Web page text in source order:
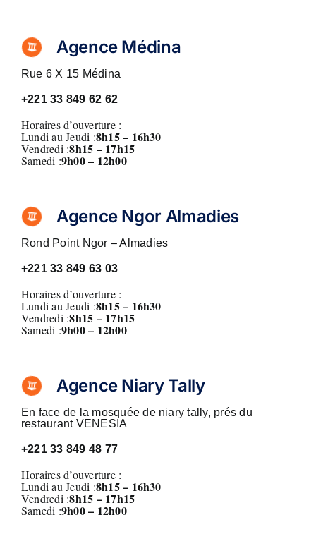
Agence Médina
Rue 6 X 15 Médina
+22133 849 62 62
Horaires d’ouverture :
Lundi au Jeudi :8h15 – 16h30
Vendredi :8h15 – 17h15
Samedi :9h00 – 12h00
Agence Ngor Almadies
Rond Point Ngor – Almadies
+22133 849 63 03
Horaires d’ouverture :
Lundi au Jeudi :8h15 – 16h30
Vendredi :8h15 – 17h15
Samedi :9h00 – 12h00
Agence Niary Tally
En face de la mosquée de niary tally, prés du
restaurant VENESIA
+22133 849 48 77
Horaires d’ouverture :
Lundi au Jeudi :8h15 – 16h30
Vendredi :8h15 – 17h15
Samedi :9h00 – 12h00